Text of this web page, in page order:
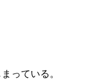
っている。